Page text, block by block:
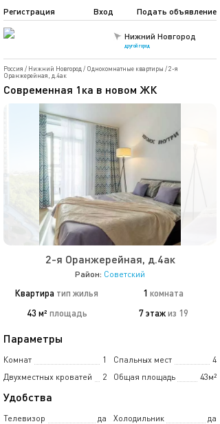
Нижний Новгород
другой город
Подать объявление
Регистрация Вход
Россия / Нижний Новгород / Однокомнатные квартиры /2-я
Оранжерейная, д.4ак
Современная 1ка в новом ЖК
2-я Оранжерейная, д.4ак
Район: Советский
Квартира тип жилья 1 комната
43 м² площадь 7 этаж из 19
Параметры
Комнат 1 Спальных мест
4
Двухместных кроватей
2 Общая площадь 43м²
Удобства
Телевизор да Холодильник
да